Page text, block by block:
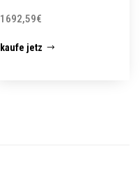
1692,59€
kaufe jetz